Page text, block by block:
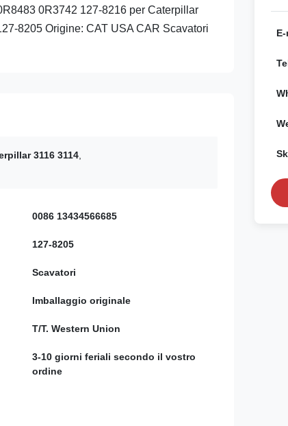
0R3742 127-8216 per Caterpillar
8205 Origine: CAT USA CAR Scavatori
3116 3114
0086 13434566685
127-8205
Scavatori
Imballaggio originale
T/T. Western Union
3-10 giorni feriali secondo il vostro
ordine